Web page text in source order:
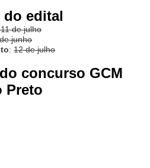
do edital
de julho
junho
:12 de julho
concurso GCM
Preto